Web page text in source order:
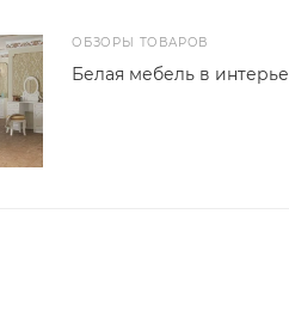
ОБЗОРЫ ТОВАРОВ
Белая мебель в